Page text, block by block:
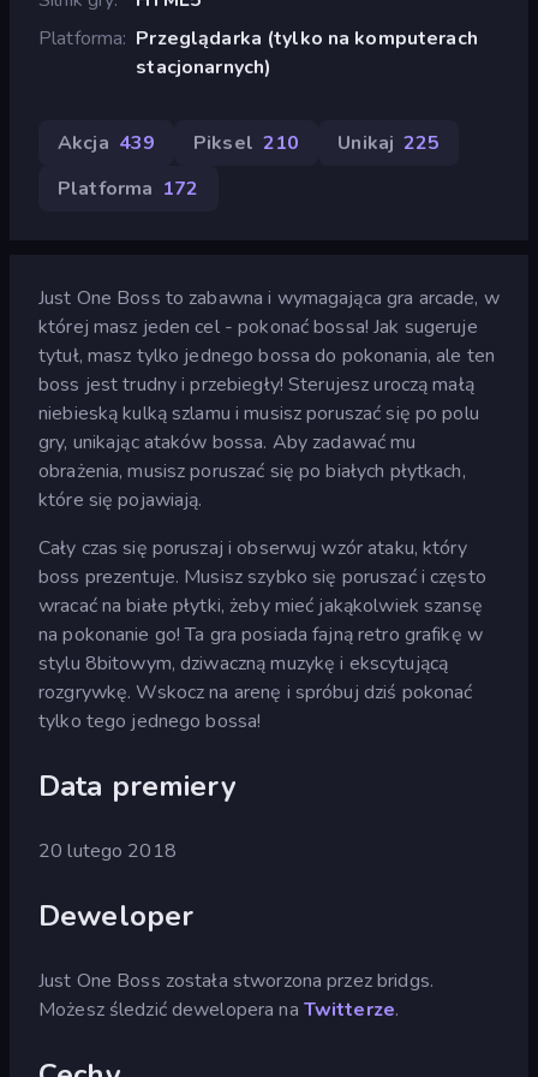
Platforma Przeglądarka (tylko na komputerach
stacjonarnych)
Akcja 439 Piksel 210 Unikaj 225
Platforma 172
Just One Boss to zabawna i wymagająca gra arcade, w
której masz jeden cel - pokonać bossa! Jak sugeruje
tytuł, masz tylko jednego bossa do pokonania, ale ten
boss jest trudny i przebiegły! Sterujesz uroczą małą
niebieską kulką szlamu i musisz poruszać się po polu
gry, unikając ataków bossa. Aby zadawać mu
obrażenia, musisz poruszać się po białych płytkach,
które się pojawiają.
Cały czas się poruszaj i obserwuj wzór ataku, który
boss prezentuje. Musisz szybko się poruszać i często
wracać na białe płytki, żeby mieć jakąkolwiek szansę
na pokonanie go! Ta gra posiada fajną retro grafikę w
stylu 8bitowym, dziwaczną muzykę i ekscytującą
rozgrywkę. Wskocz na arenę i spróbuj dziś pokonać
tylko tego jednego bossa!
Data premiery
20 lutego 2018
Deweloper
Just One Boss została stworzona przez bridgs.
Możesz śledzić dewelopera na Twitterze.